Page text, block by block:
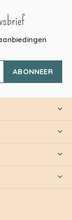
ABONNEER